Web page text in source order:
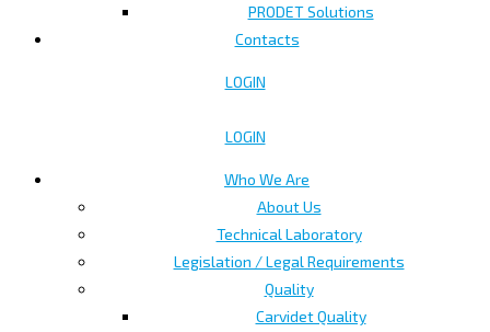
PRODET Solutions
Contacts
LOGIN
LOGIN
Who We Are
About Us
Technical Laboratory
Legislation / Legal Requirements
Quality
Carvidet Quality